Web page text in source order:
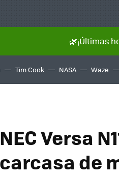
🌿¡Últimas
Tim Cook NASA Waze
NEC Versa
carcasa de